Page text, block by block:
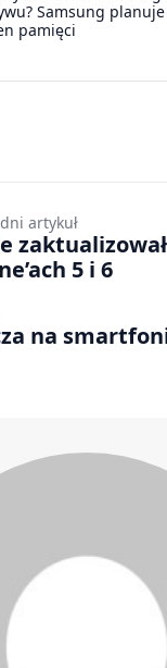
Samsung
pamięci
artykuł
5 i 6
na